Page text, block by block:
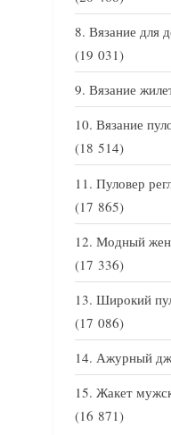
Вязание для
(19 031)
Вязание
Вязание
(18 514)
Пуловер
(17 865)
Модный
(17 336)
Широкий
(17 086)
Ажурный
Жакет
(16 871)